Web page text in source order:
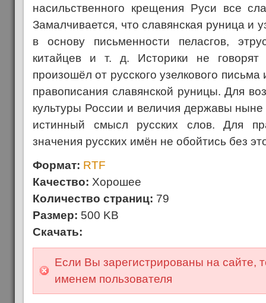
насильственного крещения Руси все
Замалчивается, что славянская руница и
в основу письменности пеласгов,
китайцев и т. д. Историки не
произошёл от русского узелкового
правописания славянской руницы. Для
культуры России и величия державы
истинный смысл русских слов. Для
значения русских имён не обойтись без
Формат: RTF
Качество: Хорошее
Количество страниц: 79
Размер: 500 KB
Скачать:
Если Вы зарегистрированы на сайте,
именем пользователя